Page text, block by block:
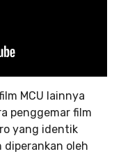
MCU lainnya
penggemar film
yang identik
diperankan oleh